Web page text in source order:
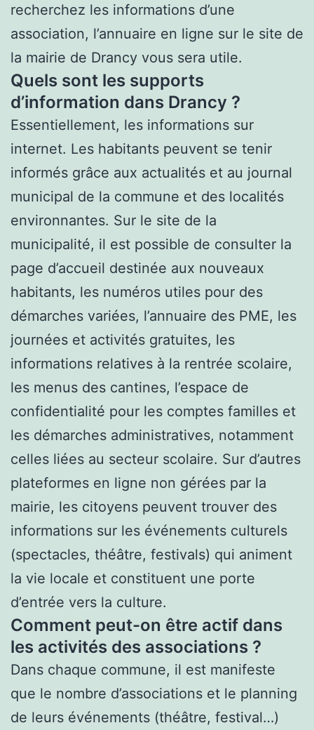
recherchez les informations d’une
association, l’annuaire en ligne sur le site de
la mairie de Drancy vous sera utile.
Quels sont les supports
d’information dans Drancy ?
Essentiellement, les informations sur
internet. Les habitants peuvent se tenir
informés grâce aux actualités et au journal
municipal de la commune et des localités
environnantes. Sur le site de la
municipalité, il est possible de consulter la
page d’accueil destinée aux nouveaux
habitants, les numéros utiles pour des
démarches variées, l’annuaire des PME, les
journées et activités gratuites, les
informations relatives à la rentrée scolaire,
les menus des cantines, l’espace de
confidentialité pour les comptes familles et
les démarches administratives, notamment
celles liées au secteur scolaire. Sur d’autres
plateformes en ligne non gérées par la
mairie, les citoyens peuvent trouver des
informations sur les événements culturels
(spectacles, théâtre, festivals) qui animent
la vie locale et constituent une porte
d’entrée vers la culture.
Comment peut-on être actif dans
les activités des associations ?
Dans chaque commune, il est manifeste
que le nombre d’associations et le planning
de leurs événements (théâtre, festival…)